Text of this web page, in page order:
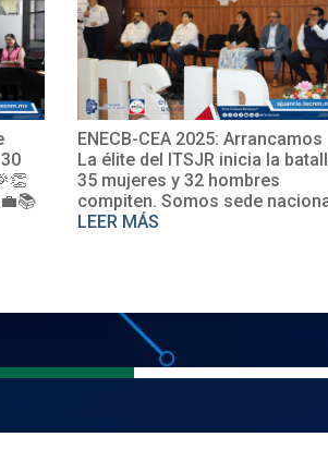
El ITSJR transforma sus
espacios con murales y tequio,
promoviendo paz y prevención.
Descúbrelo ✨🕊